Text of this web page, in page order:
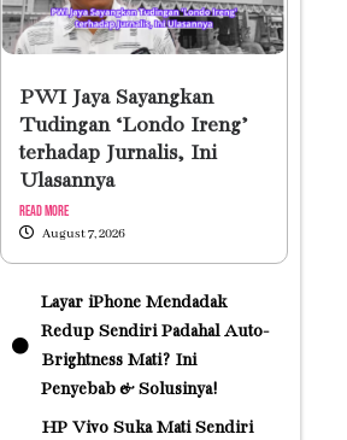
PWI Jaya Sayangkan
Tudingan ‘Londo Ireng’
terhadap Jurnalis, Ini
Ulasannya
Read More
August 7, 2026
Layar iPhone Mendadak
Redup Sendiri Padahal Auto-
Brightness Mati? Ini
Penyebab & Solusinya!
HP Vivo Suka Mati Sendiri